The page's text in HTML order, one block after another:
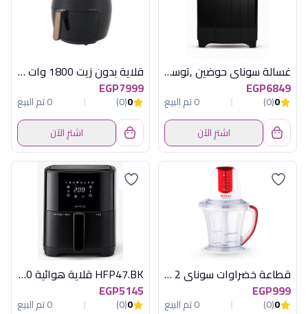
غسالة سوناي حوضين ,توستر , نصف اوتوماتيك , 12 كجم , بمؤقت الغسيل و العصر MAR-220 Black
EGP6849
0
(0)
0 تم البيع
اشترِ الآن
قلاية بدون زيت 1800 وات 5.5 لتر كينود
EGP7999
0
(0)
0 تم البيع
اشترِ الآن
قطاعة خضراوات سوناى 2 سكينة 450 وات احمر
EGP999
0
(0)
0 تم البيع
HFP47.BK قلاية هوائية 1800وات اسود كينود
EGP5145
0
(0)
0 تم البيع